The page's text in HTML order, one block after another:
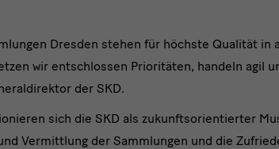
Dresden stehen für höchste Qualität in
wir entschlossen Prioritäten, handeln agil
der SKD.
sich die SKD als zukunftsorientierter
Vermittlung der Sammlungen und die